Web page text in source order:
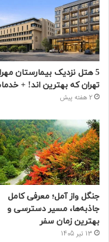
5 هتل نزدیک بیمارستان
تهران که بهترین‌ اند! +
2 هفته پیش
جنگل واز آمل؛ معرفی کامل
جاذبه‌ها، مسیر دسترسی و
بهترین زمان سفر
13 تیر 1405